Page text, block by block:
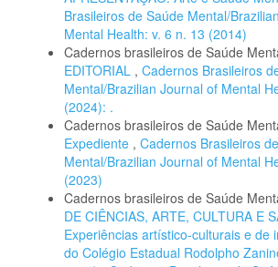
Brasileiros de Saúde Mental/
Mental Health: v. 6 n. 13 (2014)
Cadernos brasileiros de Saúde
EDITORIAL , Cadernos Brasileiros
Mental/Brazilian Journal of Mental
(2024): .
Cadernos brasileiros de Saúde
Expediente , Cadernos Brasileiros
Mental/Brazilian Journal of Mental
(2023)
Cadernos brasileiros de Saúde
DE CIÊNCIAS, ARTE, CULTURA E
Experiências artístico-culturais e de
do Colégio Estadual Rodolpho